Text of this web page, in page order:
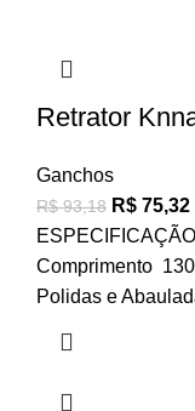
Retrator
Ganchos
R$93,18 R$ 75,32
Comprimento
Polidas e